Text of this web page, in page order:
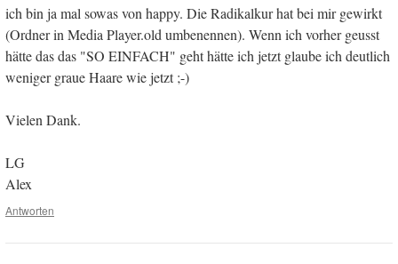
ich bin ja mal sowas von happy. Die Radikalkur hat bei mir gewirkt
(Ordner in Media Player.old umbenennen). Wenn ich vorher geusst
hätte das das "SO EINFACH" geht hätte ich jetzt glaube ich deutlich
weniger graue Haare wie jetzt ;-)
Vielen Dank.
LG
Alex
Antworten